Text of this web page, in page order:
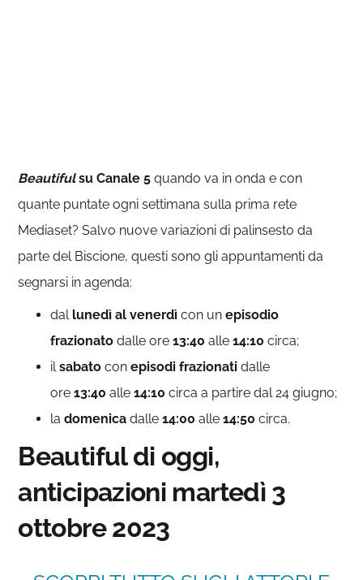
Beautifulsu Canale 5 quando va in onda e con
quante puntate ogni settimana sulla prima rete
Mediaset? Salvo nuove variazioni di palinsesto da
parte del Biscione, questi sono gli appuntamenti da
segnarsi in agenda:
dal lunedì al venerdì con unepisodio
frazionato dalle ore13:40alle14:10circa;
ilsabato con episodi frazionati dalle
ore13:40alle14:10 circa a partire dal 24 giugno;
la domenica dalle14:00 alle14:50 circa.
Beautiful di oggi,
anticipazioni martedì 3
ottobre 2023